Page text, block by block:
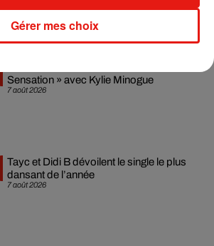
7 août 2026
Sensation » avec Kylie Minogue
7 août 2026
Tayc et Didi B dévoilent le single le plus
dansant de l’année
Gérer mes choix